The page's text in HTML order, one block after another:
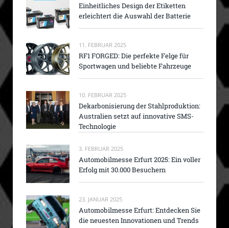
Einheitliches Design der Etiketten
erleichtert die Auswahl der Batterie
11. FEBRUAR 2025
RF1 FORGED: Die perfekte Felge für
Sportwagen und beliebte Fahrzeuge
10. FEBRUAR 2025
Dekarbonisierung der Stahlproduktion:
Australien setzt auf innovative SMS-
Technologie
3. FEBRUAR 2025
Automobilmesse Erfurt 2025: Ein voller
Erfolg mit 30.000 Besuchern
23. JANUAR 2025
Automobilmesse Erfurt: Entdecken Sie
die neuesten Innovationen und Trends